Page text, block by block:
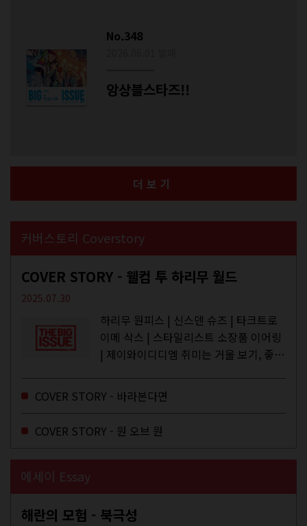
No.348
앙상블스타즈!!
더보기
커버스토리 Coverstory
COVER STORY - 웰컴 투 하리무 월드
2025.07.30
하리무 원피스 | 신스덴 슈즈 | 타크트로
이메 삭스 | 스타일리스트 소장품 이어링
| 제이와이디디엠 취미는 거울 보기, 좋아
주와...
COVER STORY - 바라본다면
COVER STORY - 원 오브 원
에세이 Essay
해란의 모험 - 북극성